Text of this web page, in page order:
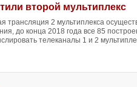
второй мультиплекс
трансляция 2 мультиплекса
до конца 2018 года все 85
телеканалы 1 и 2